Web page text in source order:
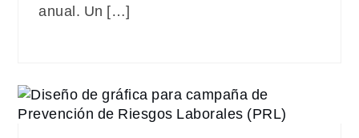
anual. Un […]